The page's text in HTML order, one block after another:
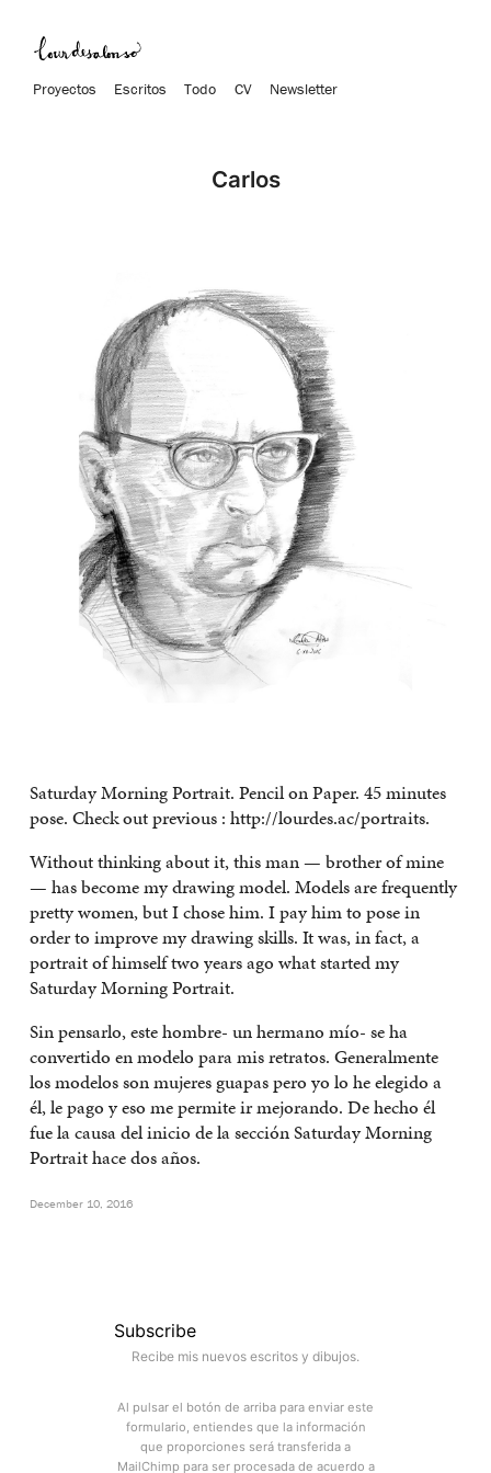
Proyectos Escritos Todo CV Newsletter
Carlos
Saturday Morning Portrait. Pencil on Paper. 45 minutes
pose. Check out previous : http://lourdes.ac/portraits.
Without thinking about it, this man — brother of mine
— has become my drawing model. Models are frequently
pretty women, but I chose him. I pay him to pose in
order to improve my drawing skills. It was, in fact, a
portrait of himself two years ago what started my
Saturday Morning Portrait.
Sin pensarlo, este hombre- un hermano mío- se ha
convertido en modelo para mis retratos. Generalmente
los modelos son mujeres guapas pero yo lo he elegido a
él, le pago y eso me permite ir mejorando. De hecho él
fue la causa del inicio de la sección Saturday Morning
Portrait hace dos años.
December 10, 2016
Subscribe
Recibe mis nuevos escritos y dibujos.
Al pulsar el botón de arriba para enviar este
formulario, entiendes que la información
que proporciones será transferida a
MailChimp para ser procesada de acuerdo a